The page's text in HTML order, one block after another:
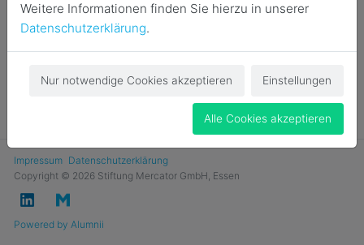
Impressum Datenschutzerklärung
Copyright © 2026 Stiftung Mercator GmbH, Essen
Powered by Alumnii
Weitere Informationen finden Sie hierzu in unserer
Datenschutzerklärung.
Nur notwendige Cookies akzeptieren Einstellungen
Alle Cookies akzeptieren